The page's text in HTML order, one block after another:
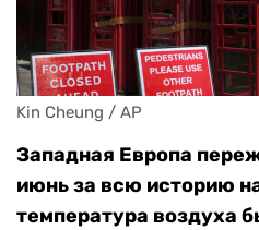
Kin Cheung / AP
Западная Европа
июнь за всю историю
температура воздуха